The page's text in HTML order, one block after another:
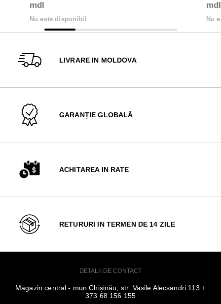
mdl
Nu este disponibil
mdl
Nu
LIVRARE IN MOLDOVA
GARANȚIE GLOBALĂ
ACHITAREA IN RATE
RETURURI IN TERMEN DE 14 ZILE
DETALII DE CONTACT
Magazin central - mun.Chișinău, str. Vasile Alecsandri 113 +
373 68 156 155